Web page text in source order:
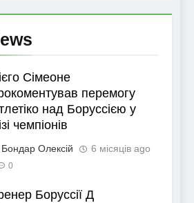
Сімеоне
перемогу
над Боруссією у
чемпіонів
Бондар Олексій 6 місяців ago
0
Боруссії Д